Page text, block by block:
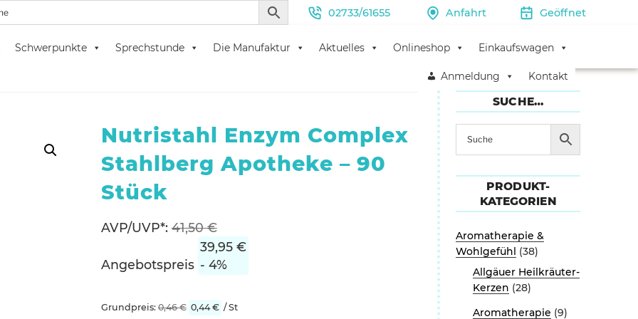
02733/61655 Anfahrt Geöffnet
Schwerpunkte Sprechstunde Die Manufaktur Aktuelles Onlineshop Einkaufswagen
Anmeldung Kontakt
Nutristahl Enzym Complex
Stahlberg Apotheke – 90
Stück
AVP/UVP*: 41,50€
Angebotspreis
39,95 €
- 4%
Grundpreis:0,46€ 0,44€ /St
SUCHE…
PRODUKT-
KATEGORIEN
Aromatherapie &
Wohlgefühl (38)
Allgäuer Heilkräuter-
Kerzen (28)
Aromatherapie (9)